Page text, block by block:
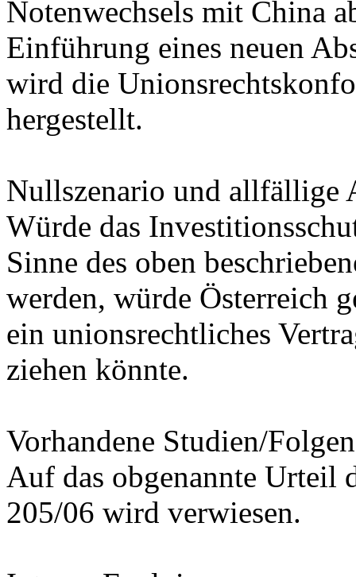
Notenwechsels mit China
Einführung eines neuen
wird die
hergestellt.
Nullszenario und allfällige
Würde das
Sinne des oben
werden, würde Österreich
ein unionsrechtliches
ziehen könnte.
Vorhandene Studien/
Auf das obgenannte Urteil
205/06 wird verwiesen.